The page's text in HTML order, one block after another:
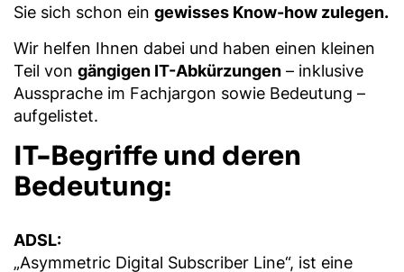
Sie sich schon ein gewisses Know-how zulegen.
Wir helfen Ihnen dabei und haben einen kleinen
Teil von gängigen IT-Abkürzungen – inklusive
Aussprache im Fachjargon sowie Bedeutung –
aufgelistet.
IT-Begriffe und deren
Bedeutung:
ADSL:
„Asymmetric Digital Subscriber Line“, ist eine